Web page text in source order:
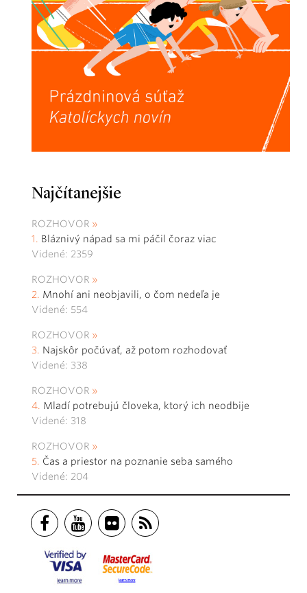
Najčítanejšie
ROZHOVOR
Bláznivý nápad sa mi páčil čoraz viac
Videné: 2359
ROZHOVOR
Mnohí ani neobjavili, o čom nedeľa je
Videné: 554
ROZHOVOR
Najskôr počúvať, až potom rozhodovať
Videné: 338
ROZHOVOR
Mladí potrebujú človeka, ktorý ich neodbije
Videné: 318
ROZHOVOR
Čas a priestor na poznanie seba samého
Videné: 204